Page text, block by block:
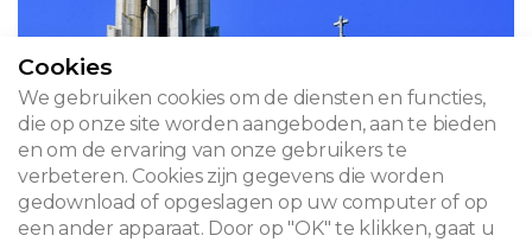
Cookies
We gebruiken cookies om de diensten en functies,
die op onze site worden aangeboden, aan te bieden
en om de ervaring van onze gebruikers te
verbeteren. Cookies zijn gegevens die worden
gedownload of opgeslagen op uw computer of op
een ander apparaat. Door op "OK" te klikken, gaat u